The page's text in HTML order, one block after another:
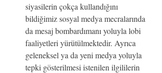
siyasilerin çokça kullandığını
bildiğimiz sosyal medya mecralarında
da mesaj bombardımanı yoluyla lobi
faaliyetleri yürütülmektedir. Ayrıca
geleneksel ya da yeni medya yoluyla
tepki gösterilmesi istenilen ilgililerin